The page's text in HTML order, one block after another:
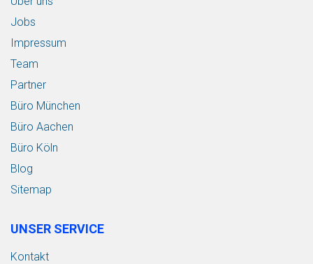
Jobs
Impressum
Team
Partner
Büro München
Büro Aachen
Büro Köln
Blog
Sitemap
UNSER SERVICE
Kontakt